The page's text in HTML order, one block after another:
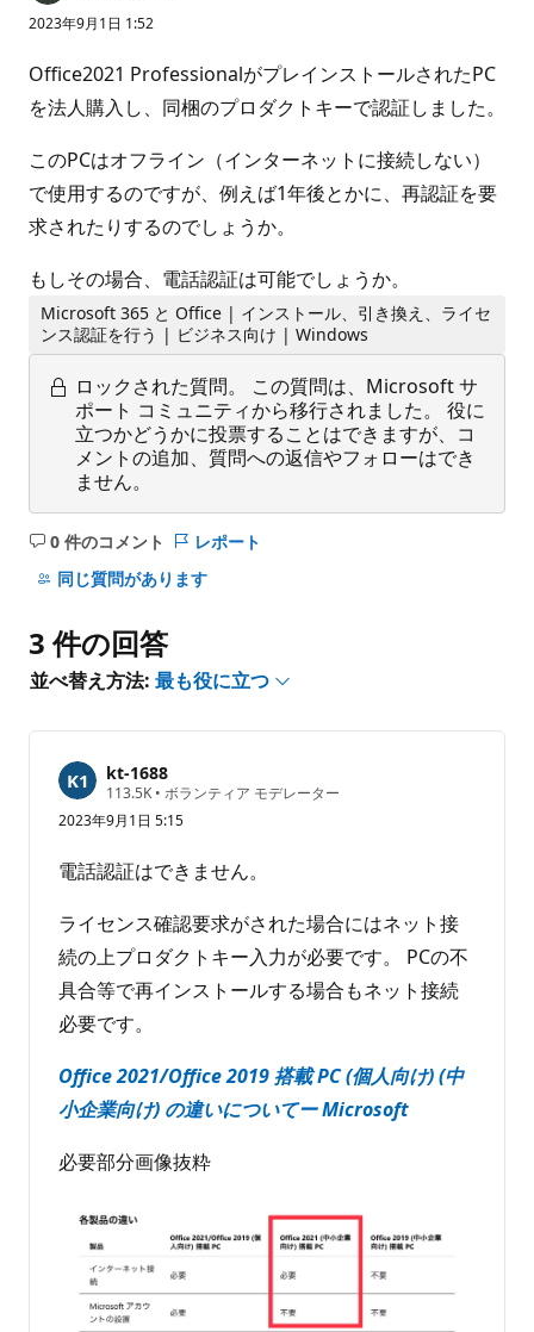
2023年9月1日 1:52
Office2021 ProfessionalがプレインストールされたPC
を法人購入し、同梱のプロダクトキーで認証しました。
このPCはオフライン（インターネットに接続しない）
で使用するのですが、例えば1年後とかに、再認証を要
求されたりするのでしょうか。
もしその場合、電話認証は可能でしょうか。
Microsoft 365 と Office | インストール、引き換え、ライセ
ンス認証を行う | ビジネス向け | Windows
ロックされた質問。
この質問は、Microsoft サ
ポート コミュニティから移行されました。 役に
立つかどうかに投票することはできますが、コ
メントの追加、質問への返信やフォローはでき
ません。
0 件のコメント
コ
メ
は
あ
ま
ん
レポート
同じ質問があります
3 件の回答
並べ替え方法: 最も役に立つ
kt-1688
113.5K 評
の
イ
ン
• ボランティア モデレーター
2023年9月1日 5:15
電話認証はできません。
ライセンス確認要求がされた場合にはネット接
続の上プロダクトキー入力が必要です。 PCの不
具合等で再インストールする場合もネット接続
必要です。
Office 2021/Office 2019 搭載 PC (個人向け) (中
小企業向け) の違いについてー Microsoft
必要部分画像抜粋